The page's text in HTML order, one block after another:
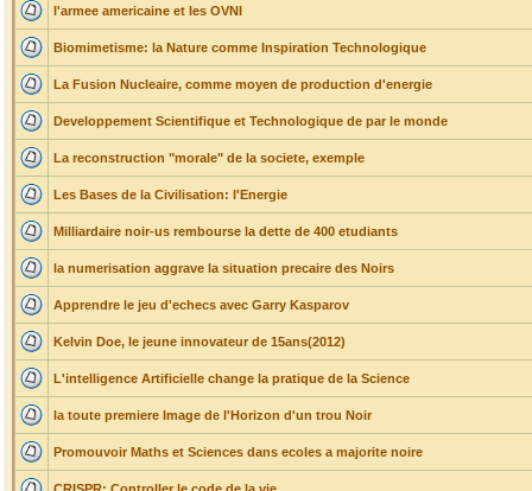
l'armee americaine et les OVNI
Biomimetisme: la Nature comme Inspiration Technologique
La Fusion Nucleaire, comme moyen de production d'energie
Developpement Scientifique et Technologique de par le monde
La reconstruction "morale" de la societe, exemple
Les Bases de la Civilisation: l'Energie
Milliardaire noir-us rembourse la dette de 400 etudiants
la numerisation aggrave la situation precaire des Noirs
Apprendre le jeu d'echecs avec Garry Kasparov
Kelvin Doe, le jeune innovateur de 15ans(2012)
L'intelligence Artificielle change la pratique de la Science
la toute premiere Image de l'Horizon d'un trou Noir
Promouvoir Maths et Sciences dans ecoles a majorite noire